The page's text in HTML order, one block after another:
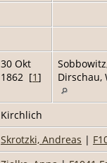
30 Okt
1862 [1]
Kirchlich
Skrotzki, Andreas |